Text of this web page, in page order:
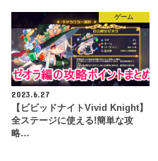
ゲーム
2023.6.27
【ビビッドナイトVivid Knight】
全ステージに使える!簡単な攻
略…